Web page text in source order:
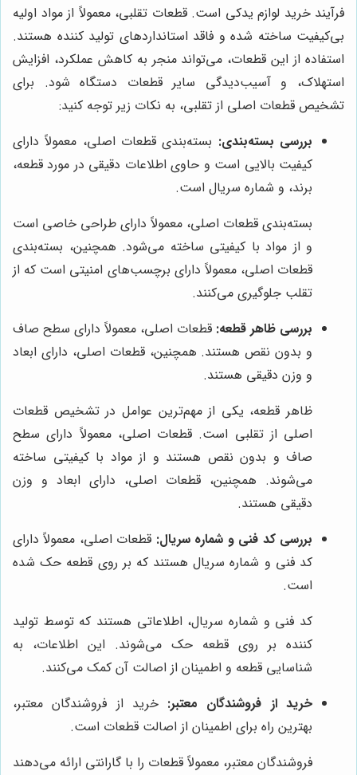
فرآیند خرید لوازم یدکی است. قطعات تقلبی، معمولاً از مواد اولیه
بی‌کیفیت ساخته شده و فاقد استانداردهای تولید کننده هستند.
استفاده از این قطعات، می‌تواند منجر به کاهش عملکرد، افزایش
استهلاک، و آسیب‌دیدگی سایر قطعات دستگاه شود. برای
تشخیص قطعات اصلی از تقلبی، به نکات زیر توجه کنید:
بررسی بسته‌بندی: بسته‌بندی قطعات اصلی، معمولاً دارای
کیفیت بالایی است و حاوی اطلاعات دقیقی در مورد قطعه،
برند، و شماره سریال است.
بسته‌بندی قطعات اصلی، معمولاً دارای طراحی خاصی است
و از مواد با کیفیتی ساخته می‌شود. همچنین، بسته‌بندی
قطعات اصلی، معمولاً دارای برچسب‌های امنیتی است که از
تقلب جلوگیری می‌کنند.
بررسی ظاهر قطعه: قطعات اصلی، معمولاً دارای سطح صاف
و بدون نقص هستند. همچنین، قطعات اصلی، دارای ابعاد
و وزن دقیقی هستند.
ظاهر قطعه، یکی از مهم‌ترین عوامل در تشخیص قطعات
اصلی از تقلبی است. قطعات اصلی، معمولاً دارای سطح
صاف و بدون نقص هستند و از مواد با کیفیتی ساخته
می‌شوند. همچنین، قطعات اصلی، دارای ابعاد و وزن
دقیقی هستند.
بررسی کد فنی و شماره سریال: قطعات اصلی، معمولاً دارای
کد فنی و شماره سریال هستند که بر روی قطعه حک شده
است.
کد فنی و شماره سریال، اطلاعاتی هستند که توسط تولید
کننده بر روی قطعه حک می‌شوند. این اطلاعات، به
شناسایی قطعه و اطمینان از اصالت آن کمک می‌کنند.
خرید از فروشندگان معتبر: خرید از فروشندگان معتبر،
بهترین راه برای اطمینان از اصالت قطعات است.
فروشندگان معتبر، معمولاً قطعات را با گارانتی ارائه می‌دهند